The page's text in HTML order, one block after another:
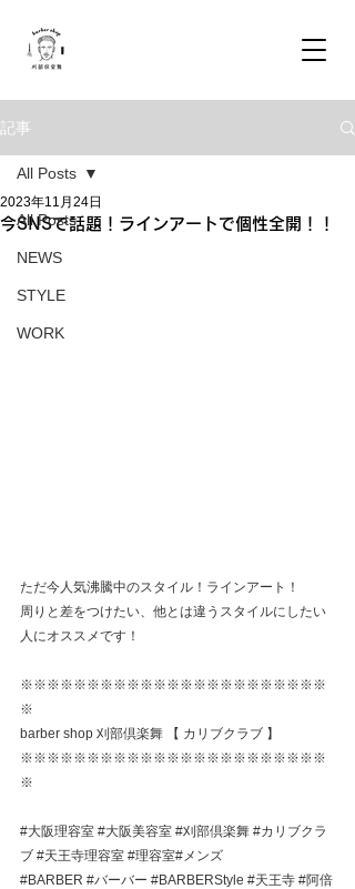
記事
All Posts
NEWS
STYLE
WORK
All Posts
今SNSで話題！ラインアートで個性全開！！
2023年11月24日
ただ今人気沸騰中のスタイル！ラインアート！
周りと差をつけたい、他とは違うスタイルにしたい
人にオススメです！
※※※※※※※※※※※※※※※※※※※※※※※
※
barber shop 刈部倶楽舞 【 カリブクラブ 】
※※※※※※※※※※※※※※※※※※※※※※※
※
#大阪理容室 #大阪美容室 #刈部倶楽舞 #カリブクラ
ブ #天王寺理容室 #理容室#メンズ
#BARBER #バーバー #BARBERStyle #天王寺 #阿倍